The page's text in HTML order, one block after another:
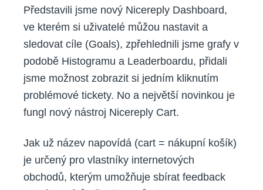
Představili jsme nový Nicereply Dashboard,
ve kterém si uživatelé můžou nastavit a
sledovat cíle (Goals), zpřehlednili jsme grafy v
podobě Histogramu a Leaderboardu, přidali
jsme možnost zobrazit si jedním kliknutím
problémové tickety. No a největší novinkou je
fungl nový nástroj Nicereply Cart.
Jak už název napovídá (cart = nákupní košík)
je určený pro vlastníky internetových
obchodů, kterým umožňuje sbírat feedback